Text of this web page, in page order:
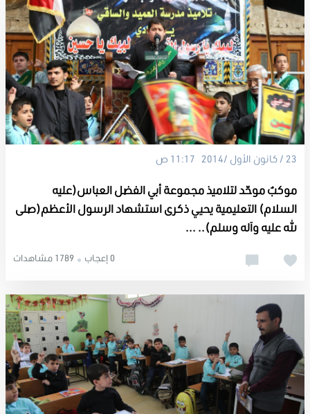
23 / كانون الأول /2014 11:17 ص
موكبٌ موحّد لتلاميذ مجموعة أبي الفضل العباس(عليه
السلام) التعليمية يحيي ذكرى استشهاد الرسول الأعظم(صلى
الله عليه وآله وسلم).. ...
1789 مشاهدات 0 إعجاب